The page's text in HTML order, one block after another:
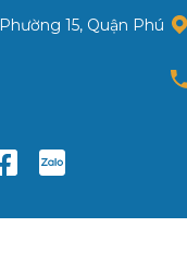
15, Quận Phú